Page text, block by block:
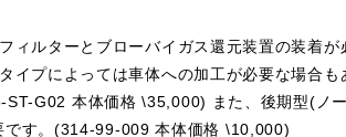
ィルターとブローバイガス還元装置の装着が
プによっては車体への加工が必要な場合
G02 本体価格 \35,000) また、後期型(ノ
です。(314-99-009 本体価格 \10,000)